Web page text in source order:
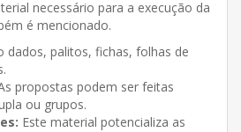
necessário para a execução da
é mencionado.
dados, palitos, fichas, folhas de
propostas podem ser feitas
ou grupos.
Este material potencializa as